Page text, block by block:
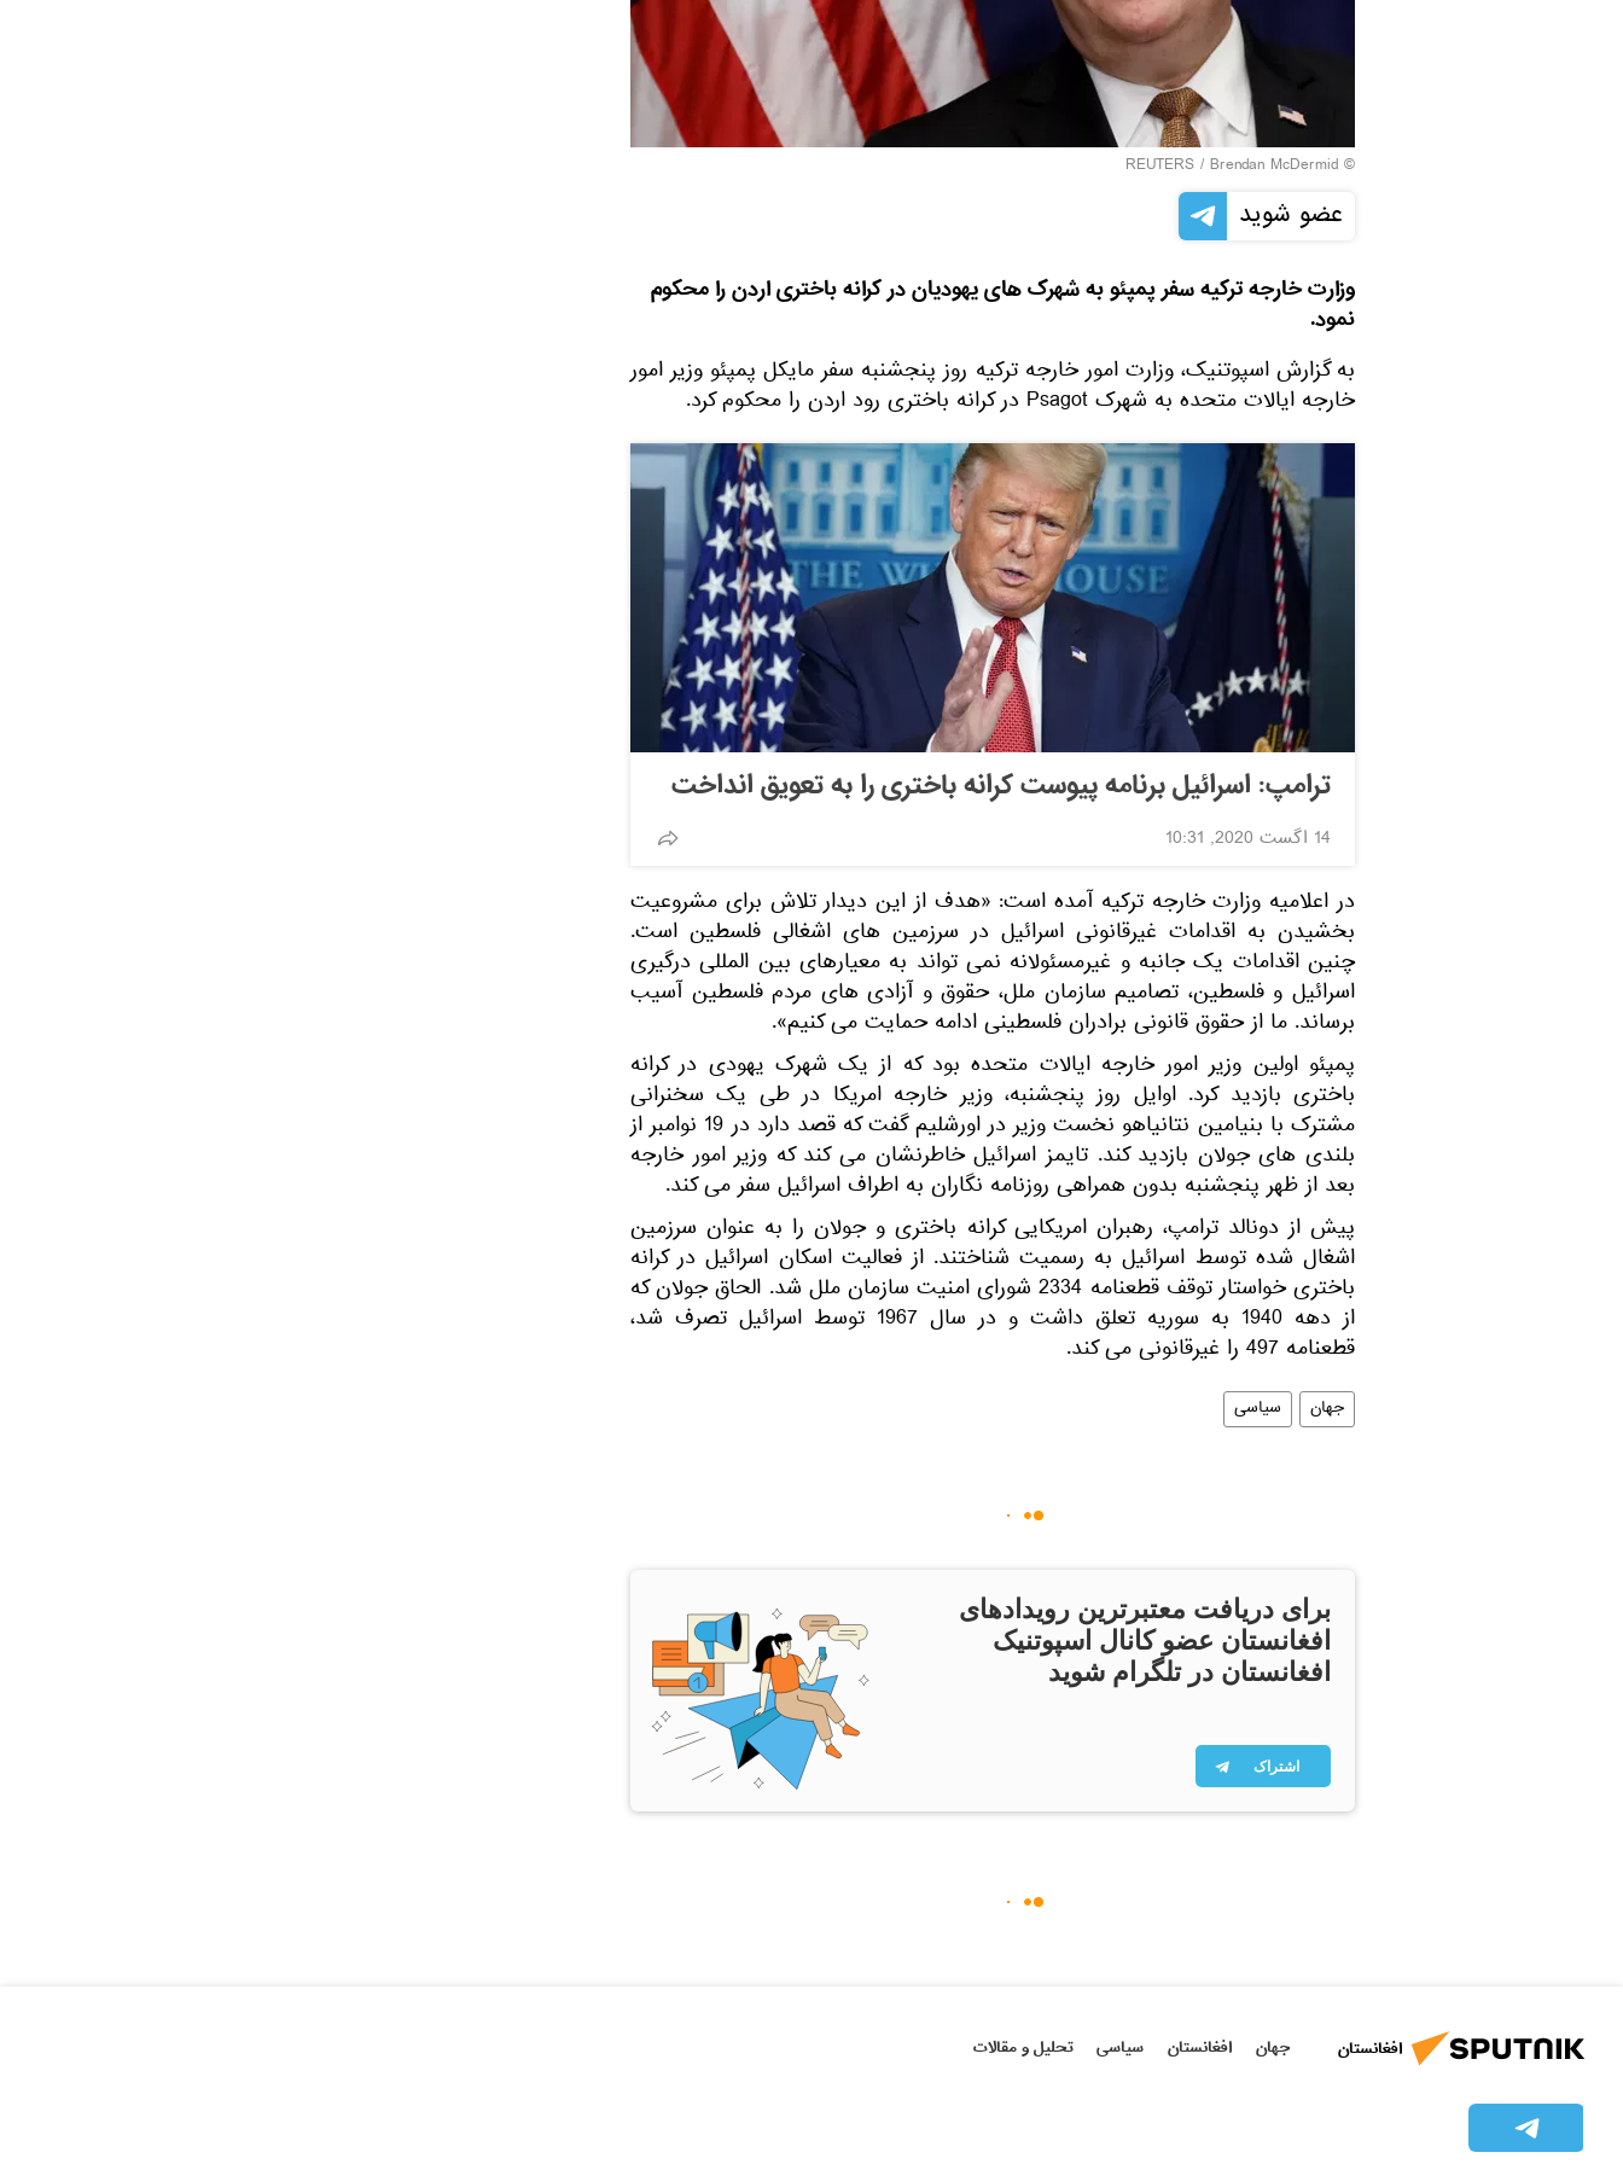
©
REUTERS / Brendan McDermid
عضو شوید
وزارت خارجه ترکیه سفر پمپئو به شهرک های یهودیان در کرانه باختری اردن را محکوم
نمود.
به گزارش اسپوتنیک، وزارت امور خارجه ترکیه روز پنجشنبه سفر مایکل پمپئو وزیر امور
خارجه ایالات متحده به شهرک Psagot در کرانه باختری رود اردن را محکوم کرد.
ترامپ: اسرائیل برنامه پیوست کرانه باختری را به تعویق انداخت
14 اگست 2020, 10:31
در اعلامیه وزارت خارجه ترکیه آمده است: «هدف از این دیدار تلاش برای مشروعیت
بخشیدن به اقدامات غیرقانونی اسرائیل در سرزمین های اشغالی فلسطین است.
چنین اقدامات یک جانبه و غیرمسئولانه نمی تواند به معیارهای بین المللی درگیری
اسرائیل و فلسطین، تصامیم سازمان ملل، حقوق و آزادی های مردم فلسطین آسیب
برساند. ما از حقوق قانونی برادران فلسطینی ادامه حمایت می کنیم».
پمپئو اولین وزیر امور خارجه ایالات متحده بود که از یک شهرک یهودی در کرانه
باختری بازدید کرد. اوایل روز پنجشنبه، وزیر خارجه امریکا در طی یک سخنرانی
مشترک با بنیامین نتانیاهو نخست وزیر در اورشلیم گفت که قصد دارد در 19 نوامبر از
بلندی های جولان بازدید کند. تایمز اسرائیل خاطرنشان می کند که وزیر امور خارجه
بعد از ظهر پنجشنبه بدون همراهی روزنامه نگاران به اطراف اسرائیل سفر می کند.
پیش از دونالد ترامپ، رهبران امریکایی کرانه باختری و جولان را به عنوان سرزمین
اشغال شده توسط اسرائیل به رسمیت شناختند. از فعالیت اسکان اسرائیل در کرانه
باختری خواستار توقف قطعنامه 2334 شورای امنیت سازمان ملل شد. الحاق جولان که
از دهه 1940 به سوریه تعلق داشت و در سال 1967 توسط اسرائیل تصرف شد،
قطعنامه 497 را غیرقانونی می کند.
جهان سیاسی
برای دریافت معتبرترین رویدادهای
افغانستان عضو کانال اسپوتنیک
افغانستان در تلگرام شوید
اشتراک
افغانستان جهان افغانستان سیاسی تحلیل و مقالات